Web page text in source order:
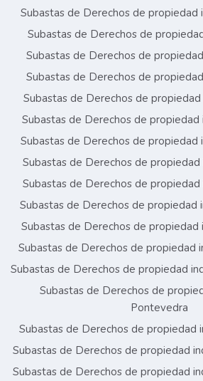
Subastas de Derechos de propiedad
Subastas de Derechos de
Subastas de Derechos de
Subastas de Derechos de
Subastas de Derechos de
Subastas de Derechos de propiedad
Subastas de Derechos de propiedad
Subastas de Derechos de
Subastas de Derechos de propiedad
Subastas de Derechos de propiedad
Subastas de Derechos de propiedad
Subastas de Derechos de propiedad
Subastas de Derechos de propiedad
Subastas de Derechos de
Pontevedra
Subastas de Derechos de propiedad
Subastas de Derechos de propiedad
Subastas de Derechos de propiedad